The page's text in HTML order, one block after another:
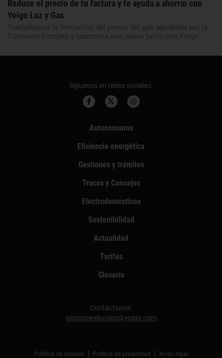
Reduce el precio de tu factura y te ayuda a ahorrar con
Yoigo Luz y Gas
Trasladamos la limitación del precio del gas aprobada por la
Comisión Europea y lanzamos una nueva tarifa con Yoigo.
Síguenos en redes sociales:
Autoconsumo
Eficiencia energética
Gestiones y trámites
Trucos y Consejos
Electrodomésticos
Sostenibilidad
Actualidad
Tarifas
Glosario
Contáctanos:
gestionwebyoigo@yoigo.com
Política de cookies Política de privacidad Aviso legal